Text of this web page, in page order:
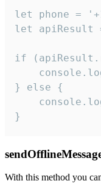
let phone =
let apiResult
if
} else {
}
With this method you